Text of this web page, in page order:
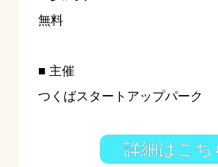
無料
■ 主催
つくばスタートアップパーク
詳細はこち